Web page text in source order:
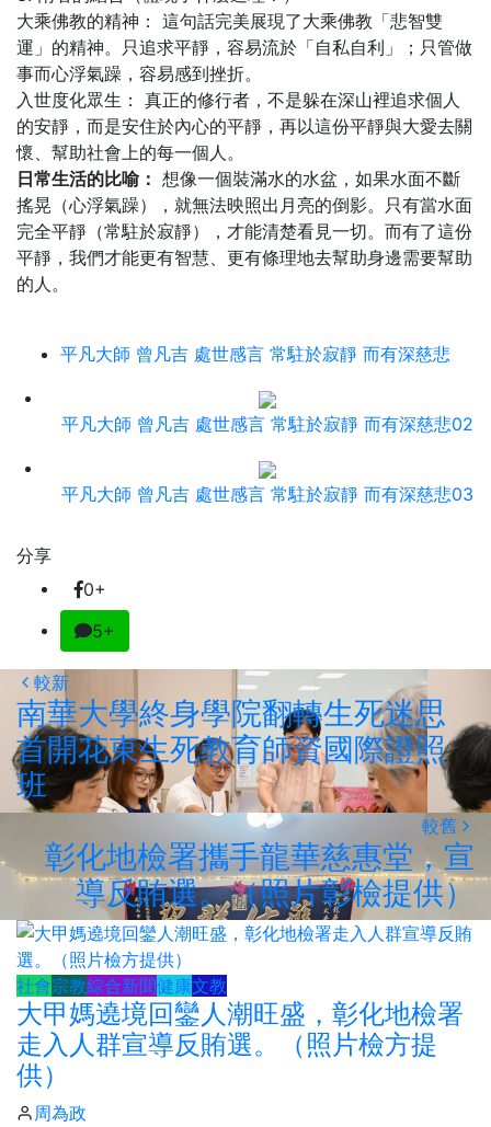
大乘佛教的精神： 這句話完美展現了大乘佛教「悲智雙
運」的精神。只追求平靜，容易流於「自私自利」；只管做
事而心浮氣躁，容易感到挫折。
入世度化眾生： 真正的修行者，不是躲在深山裡追求個人
的安靜，而是安住於內心的平靜，再以這份平靜與大愛去關
懷、幫助社會上的每一個人。
日常生活的比喻： 想像一個裝滿水的水盆，如果水面不斷
搖晃（心浮氣躁），就無法映照出月亮的倒影。只有當水面
完全平靜（常駐於寂靜），才能清楚看見一切。而有了這份
平靜，我們才能更有智慧、更有條理地去幫助身邊需要幫助
的人。
平凡大師 曾凡吉 處世感言 常駐於寂靜 而有深慈悲
平凡大師 曾凡吉 處世感言 常駐於寂靜 而有深慈悲02
平凡大師 曾凡吉 處世感言 常駐於寂靜 而有深慈悲03
分享
0+
5+
較新
南華大學終身學院翻轉生死迷思
首開花東生死教育師資國際證照
班
較舊
彰化地檢署攜手龍華慈惠堂，宣
導反賄選。（照片彰檢提供）
社會宗教綜合新聞健康文教
大甲媽遶境回鑾人潮旺盛，彰化地檢署
走入人群宣導反賄選。（照片檢方提
供）
周為政